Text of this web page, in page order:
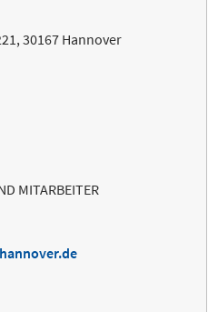
30167 Hannover
MITARBEITER